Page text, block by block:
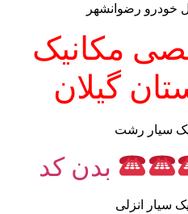
خودرو رضوانشهر
مکانیک
گیلان
سیار رشت
بدن کد
سیار انزلی